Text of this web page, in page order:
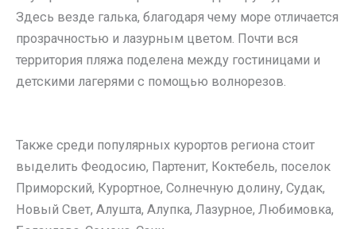
Здесь везде галька, благодаря чему море отличается
прозрачностью и лазурным цветом. Почти вся
территория пляжа поделена между гостиницами и
детскими лагерями с помощью волнорезов.
Также среди популярных курортов региона стоит
выделить Феодосию, Партенит, Коктебель, поселок
Приморский, Курортное, Солнечную долину, Судак,
Новый Свет, Алушта, Алупка, Лазурное, Любимовка,